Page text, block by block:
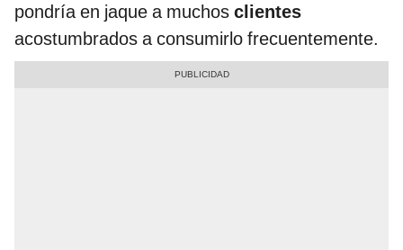
pondría en jaque a muchos clientes
acostumbrados a consumirlo frecuentemente.